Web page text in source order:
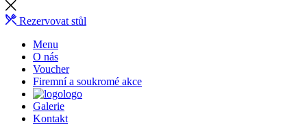
Rezervovat stůl
Menu
O nás
Voucher
Firemní a soukromé akce
logo
Galerie
Kontakt